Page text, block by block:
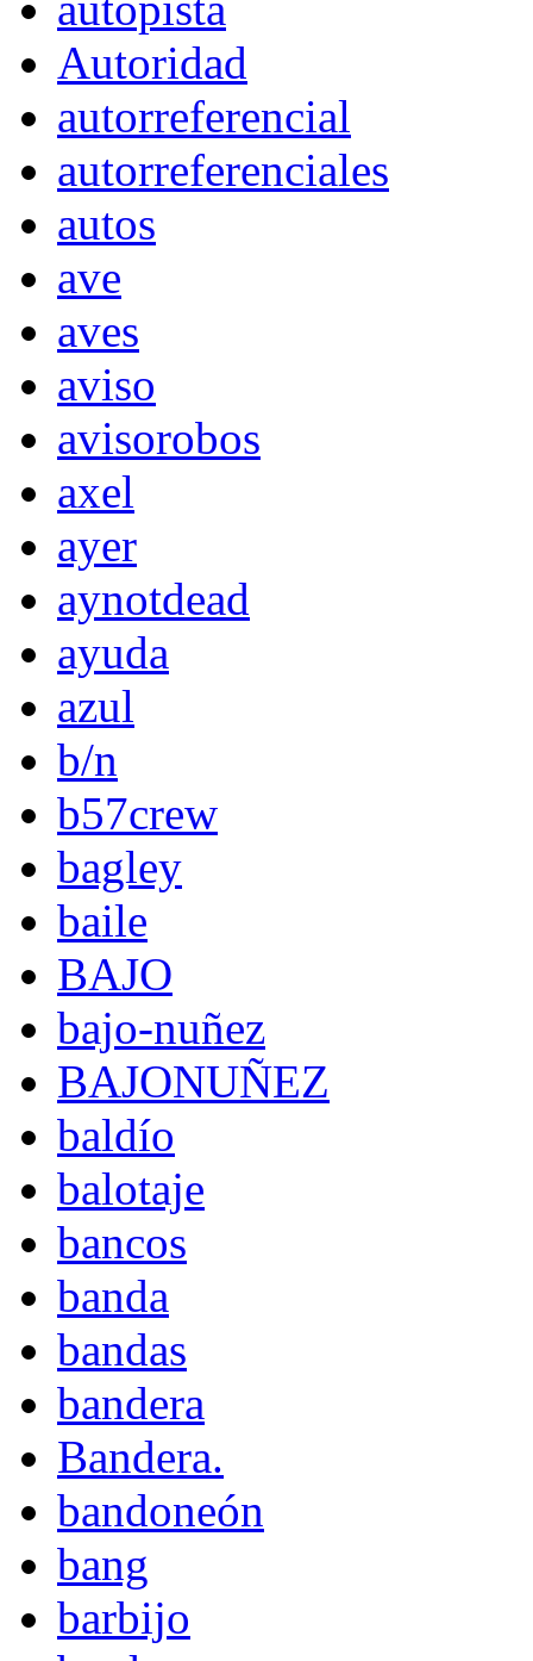
Autoridad
autorreferencial
autorreferenciales
autos
ave
aves
aviso
avisorobos
axel
ayer
aynotdead
ayuda
azul
b/n
b57crew
bagley
baile
BAJO
bajo-nuñez
BAJONUÑEZ
baldío
balotaje
bancos
banda
bandas
bandera
Bandera.
bandoneón
bang
barbijo